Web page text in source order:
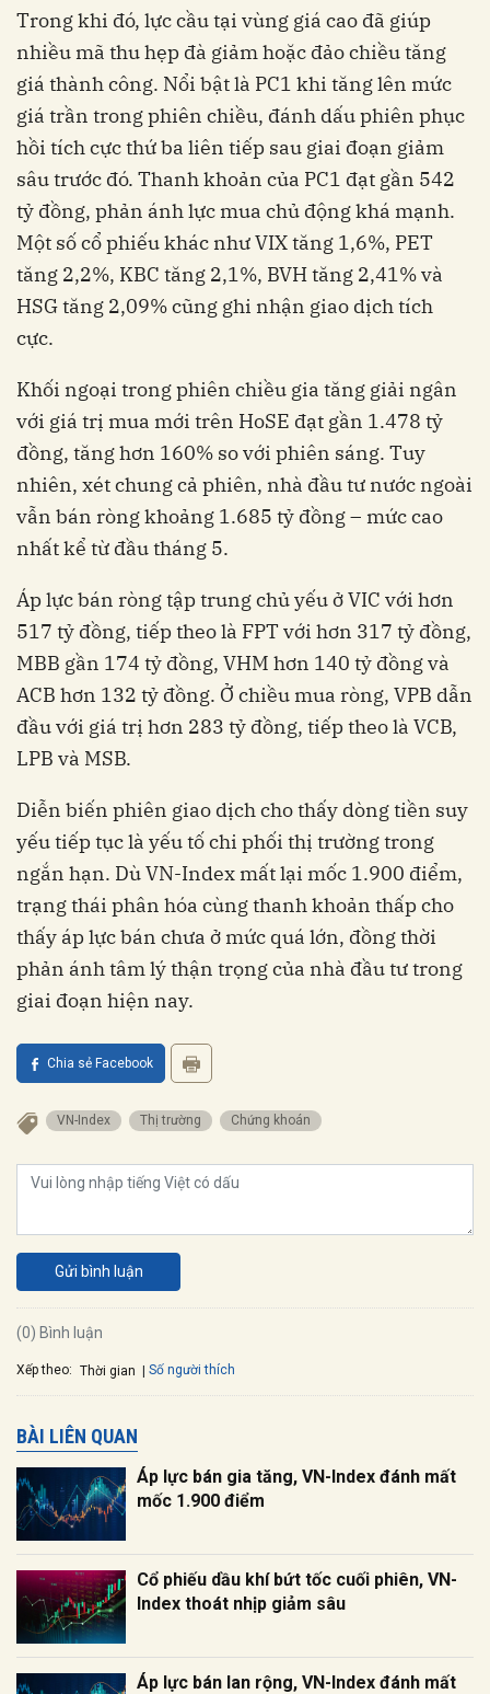
Trong khi đó, lực cầu tại vùng giá cao đã giúp
nhiều mã thu hẹp đà giảm hoặc đảo chiều tăng
giá thành công. Nổi bật là PC1 khi tăng lên mức
giá trần trong phiên chiều, đánh dấu phiên phục
hồi tích cực thứ ba liên tiếp sau giai đoạn giảm
sâu trước đó. Thanh khoản của PC1 đạt gần 542
tỷ đồng, phản ánh lực mua chủ động khá mạnh.
Một số cổ phiếu khác như VIX tăng 1,6%, PET
tăng 2,2%, KBC tăng 2,1%, BVH tăng 2,41% và
HSG tăng 2,09% cũng ghi nhận giao dịch tích
cực.
Khối ngoại trong phiên chiều gia tăng giải ngân
với giá trị mua mới trên HoSE đạt gần 1.478 tỷ
đồng, tăng hơn 160% so với phiên sáng. Tuy
nhiên, xét chung cả phiên, nhà đầu tư nước ngoài
vẫn bán ròng khoảng 1.685 tỷ đồng – mức cao
nhất kể từ đầu tháng 5.
Áp lực bán ròng tập trung chủ yếu ở VIC với hơn
517 tỷ đồng, tiếp theo là FPT với hơn 317 tỷ đồng,
MBB gần 174 tỷ đồng, VHM hơn 140 tỷ đồng và
ACB hơn 132 tỷ đồng. Ở chiều mua ròng, VPB dẫn
đầu với giá trị hơn 283 tỷ đồng, tiếp theo là VCB,
LPB và MSB.
Diễn biến phiên giao dịch cho thấy dòng tiền suy
yếu tiếp tục là yếu tố chi phối thị trường trong
ngắn hạn. Dù VN-Index mất lại mốc 1.900 điểm,
trạng thái phân hóa cùng thanh khoản thấp cho
thấy áp lực bán chưa ở mức quá lớn, đồng thời
phản ánh tâm lý thận trọng của nhà đầu tư trong
giai đoạn hiện nay.
Chia sẻ Facebook
VN-Index Thị trường Chứng khoán
Gửi bình luận
(0) Bình luận
Xếp theo: Thời gian Số người thích
BÀI LIÊN QUAN
Áp lực bán gia tăng, VN-Index đánh mất
mốc 1.900 điểm
Cổ phiếu dầu khí bứt tốc cuối phiên, VN-
Index thoát nhịp giảm sâu
Áp lực bán lan rộng, VN-Index đánh mất